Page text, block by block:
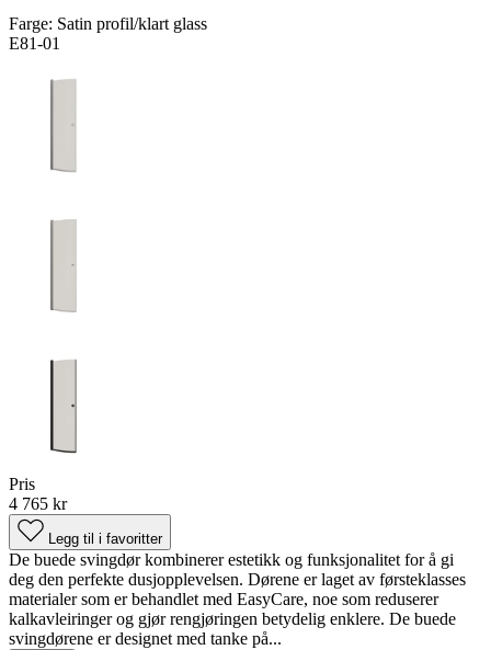
Farge: Satin profil/klart glass
E81-01
Pris
4 765 kr
Legg til i favoritter
De buede svingdør kombinerer estetikk og funksjonalitet for å gi
deg den perfekte dusjopplevelsen. Dørene er laget av førsteklasses
materialer som er behandlet med EasyCare, noe som reduserer
kalkavleiringer og gjør rengjøringen betydelig enklere. De buede
svingdørene er designet med tanke på...